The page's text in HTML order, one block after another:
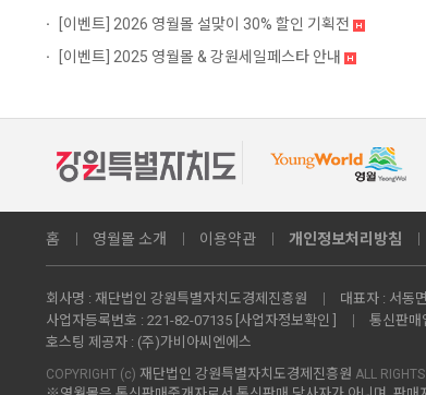
[이벤트] 2026 영월몰 설맞이 30% 할인 기획전
[이벤트] 2025 영월몰 & 강원세일페스타 안내
홈 영월몰 소개 이용약관 개인정보처리방침
회사명 : 재단법인 강원특별자치도경제진흥원 대표자 : 서동면
사업자등록번호 : 221-82-07135 [사업자정보확인 ] 통신판매
호스팅 제공자 : (주)가비아씨엔에스
COPYRIGHT (c) 재단법인 강원특별자치도경제진흥원 ALL